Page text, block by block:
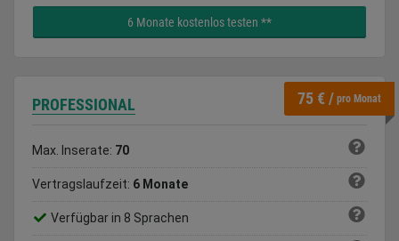
6 Monate kostenlos testen **
75 € / pro Monat
PROFESSIONAL
Max. Inserate: 70
Vertragslaufzeit: 6 Monate
Verfügbar in 8 Sprachen